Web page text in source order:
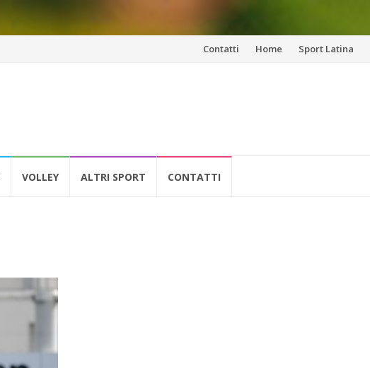
VaiContatti Home Sport Latina
VOLLEY ALTRI SPORT CONTATTI